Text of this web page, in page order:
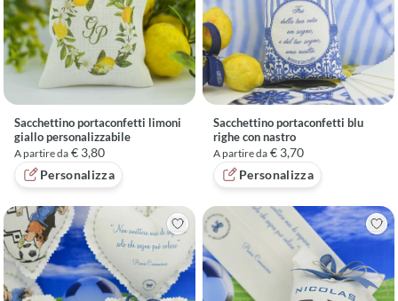
Sacchettino portaconfetti limoni
giallo personalizzabile
A partire da € 3,80
Personalizza
Sacchettino portaconfetti blu
righe con nastro
A partire da € 3,70
Personalizza